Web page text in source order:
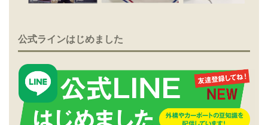
公式ラインはじめました